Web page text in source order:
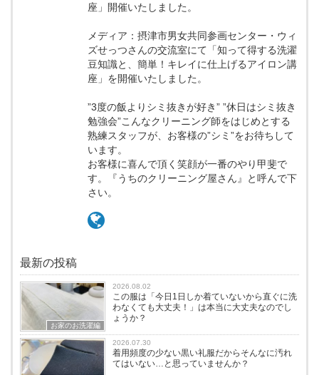
座」開催いたしました。
メディア：摂津市男女共同参画センター・ウィ
ズせっつさんの交流室にて「知って得する洗濯
豆知識と、簡単！キレイに仕上げるアイロン講
座」を開催いたしました。
”3度の飯よりシミ抜きが好き” ”休日はシミ抜き
勉強会”こんなクリーニング師をはじめとする
熟練スタッフが、お客様の”シミ”をお待ちして
います。
お客様に喜んで頂く笑顔が一番のやり甲斐で
す。『うちのクリーニング屋さん』と呼んで下
さい。
最新の投稿
お家のお洗濯編
2026.08.02
この服は「今日1日しか着ていないから直ぐに洗
わなくても大丈夫！」は本当に大丈夫なのでし
ょうか？
2026.07.30
着用頻度の少ない黒い礼服だからそんなに汚れ
てはいない…と思っていませんか？